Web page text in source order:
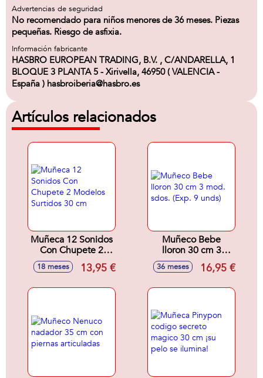
Advertencias de seguridad
No recomendado para niños menores de 36 meses. Piezas
pequeñas. Riesgo de asfixia.
Información fabricante
HASBRO EUROPEAN TRADING, B.V. , C/ANDARELLA, 1
BLOQUE 3 PLANTA 5 - Xirivella, 46950 ( VALENCIA -
España ) hasbroiberia@hasbro.es
Artículos relacionados
Muñeca 12 Sonidos
Con Chupete 2
Modelos Surtidos
30 cm
18 meses 13,95 €
Muñeco Bebe
lloron 30 cm 3
mod. sdos. (Exp. 9
unds)
36 meses 16,95 €